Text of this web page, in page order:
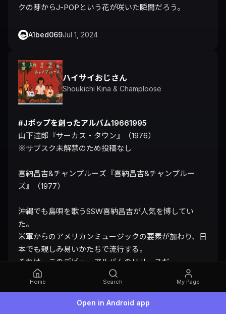
Home Search My Page
Open in Android app
クの芽からJ-POPという花が咲いた瞬間だろう。
A1bed069Jul 1, 2024
ハイサイおじさん
Shoukichi Kina & Champloose
#Jポップを創ったアルバム19661995
山下達郎『サーカス・タウン』（1976）
※サブスク未解禁のため投稿なし
喜納昌吉&チャンプルーズ『喜納昌吉&チャンプルー
ズ』（1977）
沖縄でも島唄を歌うSSW喜納昌吉が人気を博してい
た。
米軍からのアメリカンミュージックの要素が加わり、日
本でも親しみ易いかたちで流行する。
それは、このデビューアルバムのリリースだ。
三線がブルースの如く奏でられ、国境などないように思